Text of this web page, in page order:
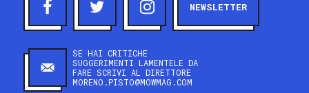
NEWSLETTER
SE HAI CRITICHE
SUGGERIMENTI LAMENTELE DA
FARE SCRIVI AL DIRETTORE
MORENO.PISTO@MOWMAG.COM